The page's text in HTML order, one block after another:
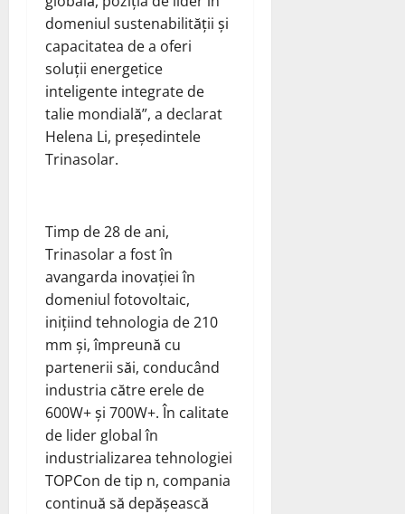
domeniul sustenabilității și
capacitatea de a oferi
soluții energetice
inteligente integrate de
talie mondială”, a declarat
Helena Li, președintele
Trinasolar.
Timp de 28 de ani,
Trinasolar a fost în
avangarda inovației în
domeniul fotovoltaic,
inițiind tehnologia de 210
mm și, împreună cu
partenerii săi, conducând
industria către erele de
600W+ și 700W+. În calitate
de lider global în
industrializarea tehnologiei
TOPCon de tip n, compania
continuă să depășească